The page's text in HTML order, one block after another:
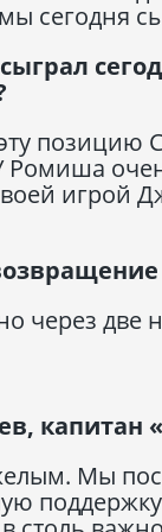
сегодня
позицию
Ромиша
игрой
через две
капитан
Мы